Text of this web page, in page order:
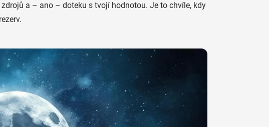
a – ano – doteku s tvojí hodnotou. Je to chvíle, kdy